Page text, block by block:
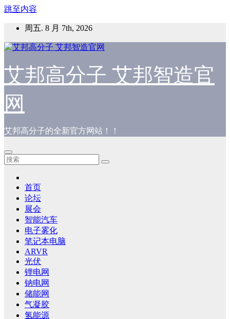
跳至内容
周五. 8 月 7th, 2026
艾邦高分子 艾邦智造官
网
艾邦高分子的全新官方网站！！
首页
论坛
展会
智能汽车
电子雾化
笔记本电脑
ARVR
光伏
锂电网
钠电网
储能网
气凝胶
氢能源